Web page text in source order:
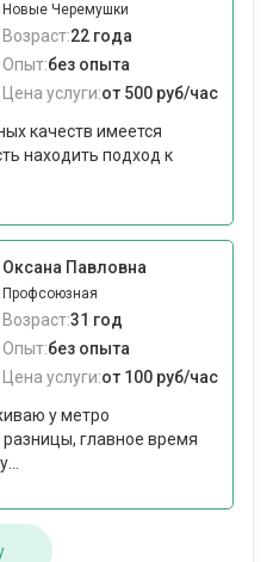
Новые Черемушки
Возраст:22 года
Опыт:без опыта
Цена услуги:от 500 руб/час
качеств имеется
находить подход к
Оксана Павловна
Профсоюзная
Возраст:31 год
Опыт:без опыта
Цена услуги:от 100 руб/час
у метро
главное время